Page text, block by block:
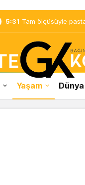
5:31 Tam ölçüsüyle
Yaşam Dünya